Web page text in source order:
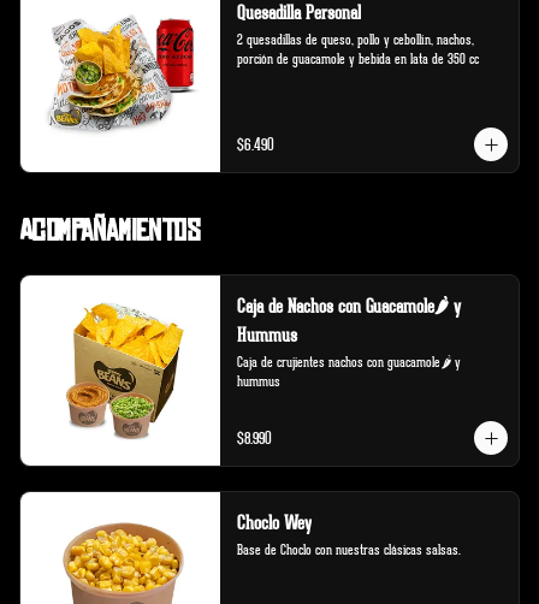
Quesadilla Personal
2 quesadillas de queso, pollo y cebollín, nachos,
porción de guacamole y bebida en lata de 350 cc
$6.490
Acompañamientos
Caja de Nachos con Guacamole🌶️ y
Hummus
Caja de crujientes nachos con guacamole🌶️ y
hummus
$8.990
Choclo Wey
Base de Choclo con nuestras clásicas salsas.